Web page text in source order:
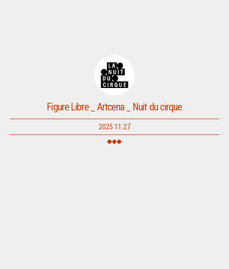
Figure Libre _ Artcena _ Nuit du cirque
2025.11.27